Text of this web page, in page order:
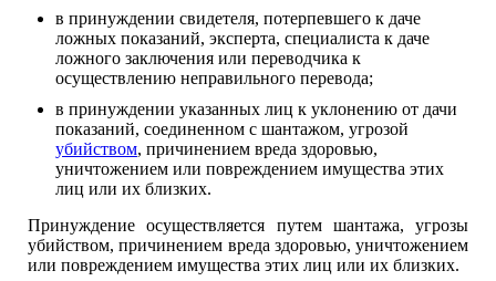
в принуждении свидетеля, потерпевшего к даче
ложных показаний, эксперта, специалиста к даче
ложного заключения или переводчика к
осуществлению неправильного перевода;
в принуждении указанных лиц к уклонению от дачи
показаний, соединенном с шантажом, угрозой
убийством, причинением вреда здоровью,
уничтожением или повреждением имущества этих
лиц или их близких.
Принуждение осуществляется путем шантажа, угрозы
убийством, причинением вреда здоровью, уничтожением
или повреждением имущества этих лиц или их близких.